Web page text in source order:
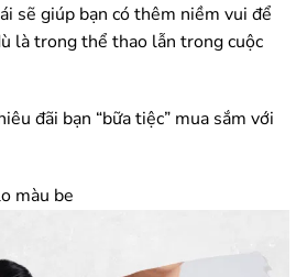
sẽ giúp bạn có thêm niềm vui để
là trong thể thao lẫn trong cuộc
đãi bạn “bữa tiệc” mua sắm với
màu be